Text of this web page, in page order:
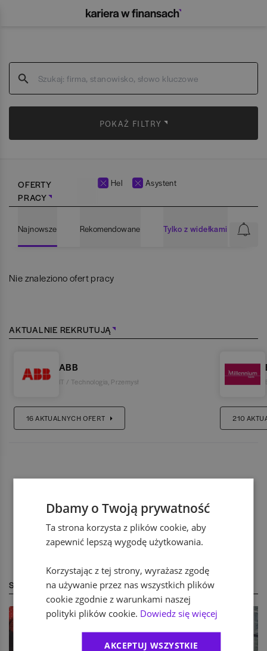
POKAŻ FILTRY
OFERTY
PRACY
Hel Asystent
Najnowsze Rekomendowane Tylko z widełkami
Nie znaleziono ofert pracy
AKTUALNIE REKRUTUJĄ
ABB
IT / Technologia Przemysł
16AKTUALNYCH OFERT 210
STREFA EKSPERTA
Dbamy o Twoją prywatność
Ta strona korzysta z plików cookie, aby
zapewnić lepszą wygodę użytkowania.
Korzystając z tej strony, wyrażasz zgodę
na używanie przez nas wszystkich plików
cookie zgodnie z warunkami naszej
polityki plików cookie. Dowiedz się więcej
AKCEPTUJ WSZYSTKIE